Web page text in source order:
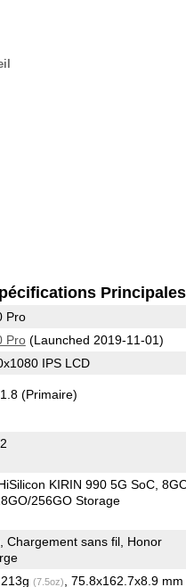
Principales
Pro
Pro(Launched 2019-11-01)
IPS LCD
1.8(Primaire)
KIRIN 990 5G SoC
256GO Storage
Chargement sans fil, Honor
(7.5oz) , 75.8x162.7x8.9 mm